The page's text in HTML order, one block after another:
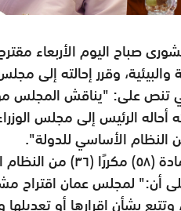
صباح اليوم الأربعاء
تنص على: "يناقش المجلس
كما نصت المادة
على أن:" لمجلس عمان